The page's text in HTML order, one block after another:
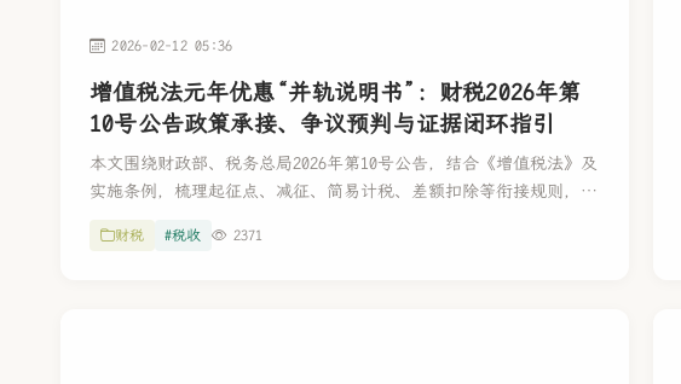
2026-02-12 05:36
增值税法元年优惠“并轨说明书”：财税2026年第
10号公告政策承接、争议预判与证据闭环指引
本文围绕财政部、税务总局2026年第10号公告，结合《增值税法》及
实施条例，梳理起征点、减征、简易计税、差额扣除等衔接规则，提
算、合同条款、系统控制、台账凭证闭环及2027压力测试的落地路
财税 #税收 2371